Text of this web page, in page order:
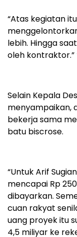
“Atas kegiatan
lebih. Hingga
oleh
Selain Kepala
menyampaikan,
bekerja sama
batu biscrose.
“Untuk Arif
mencapai Rp
dibayarkan.
cuan rakyat
uang proyek itu
4,5 miliyar ke